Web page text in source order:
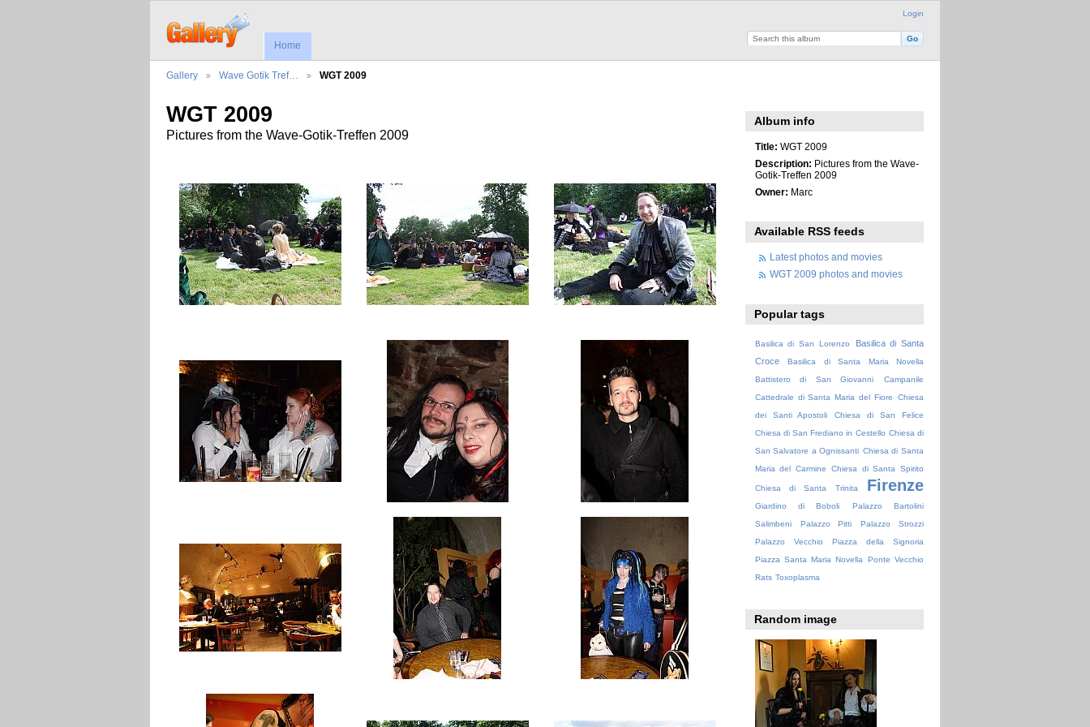
Login
Home
Gallery Wave Gotik Tref… WGT 2009
WGT 2009
Pictures from the Wave-Gotik-Treffen 2009
Album info
Title: WGT 2009
Description: Pictures from the Wave-
Gotik-Treffen 2009
Owner: Marc
Available RSS feeds
Latest photos and movies
WGT 2009 photos and movies
Popular tags
Basilica di San Lorenzo
Basilica di Santa
Croce
Basilica di Santa Maria Novella
Battistero di San Giovanni
Campanile
Cattedrale di Santa Maria del Fiore
Chiesa
dei Santi Apostoli
Chiesa di San Felice
Chiesa di San Frediano in Cestello Chiesa di
San Salvatore a Ognissanti Chiesa di Santa
Maria del Carmine
Chiesa di Santa Spirito
Chiesa di Santa Trinita Firenze
Giardino di Boboli
Palazzo Bartolini
Salimbeni
Palazzo Pitti
Palazzo Strozzi
Palazzo Vecchio
Piazza della Signoria
Piazza Santa Maria Novella
Ponte Vecchio
Rats Toxoplasma
Random image